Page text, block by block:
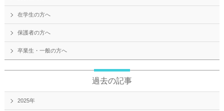
在学生の方へ
保護者の方へ
卒業生・一般の方へ
過去の記事
2025年